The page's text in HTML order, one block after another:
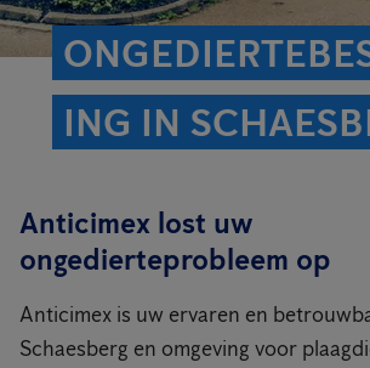
ING IN
Anticimex lost uw
ongedierteprobleem op
Anticimex is uw ervaren en
Schaesberg en omgeving voor